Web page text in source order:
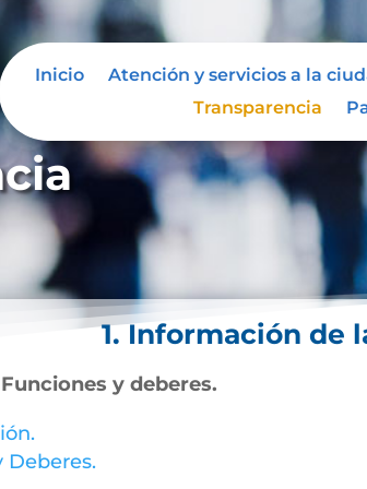
Inicio Atención y servicios a la
Transparencia
1. Información de
y deberes.
Deberes.